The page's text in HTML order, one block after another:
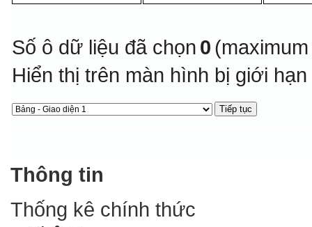
Số ô dữ liệu đã chọn 0
Hiển thị trên màn hình bị giới
Thông tin
Thống kê chính thức